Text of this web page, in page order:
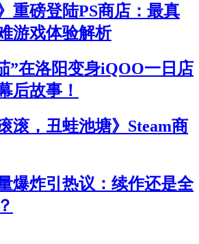
重磅登陆PS商店：最真
游戏体验解析
”在洛阳变身iQOO一日店
后故事！
滚，丑蛙池塘》Steam商
爆炸引热议：续作还是全